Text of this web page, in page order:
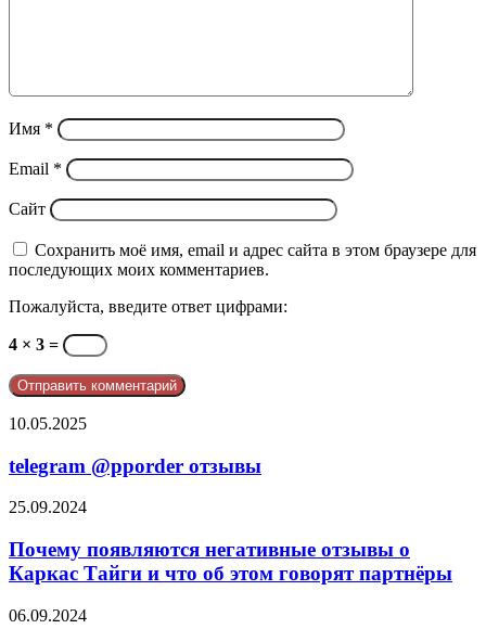
Имя *
Email *
Сайт
Сохранить моё имя, email и адрес сайта в этом браузере для
последующих моих комментариев.
Пожалуйста, введите ответ цифрами:
4 × 3 =
telegram
отзывы
10.05.2025
telegram @pporder отзывы
Почему
негативные
отзывы
о
Тайги
25.09.2024
Почему появляются негативные отзывы о
Каркас Тайги и что об этом говорят партнёры
Негативные
06.09.2024